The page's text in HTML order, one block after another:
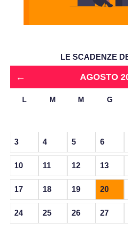
LE SCADENZE
← AGOSTO
L M M G
3 4 5 6
10 11 12 13
17 18 19 20
24 25 26 27